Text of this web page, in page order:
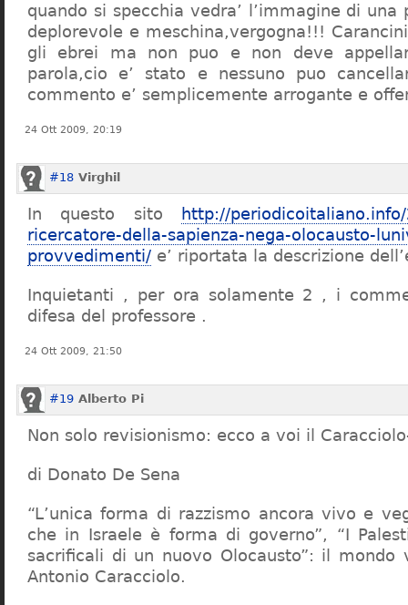
quando si specchia vedra’ l’immagine di una
deplorevole e meschina,vergogna!!!
gli ebrei ma non puo e non deve
parola,cio e’ stato e nessuno puo
commento e’ semplicemente arrogante e
24 Ott 2009, 20:19
#18 Virghil
In questo sito
http://
ricercatore-della-sapienza-nega-olocausto-
provvedimenti/ e’ riportata la descrizione
Inquietanti , per ora solamente 2 , i
difesa del professore .
24 Ott 2009, 21:50
#19 Alberto Pi
Non solo revisionismo: ecco a voi il
di Donato De Sena
“L’unica forma di razzismo ancora vivo e
che in Israele è forma di governo”, “I
sacrificali di un nuovo Olocausto”: il mondo
Antonio Caracciolo.